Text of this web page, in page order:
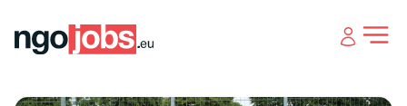
Open